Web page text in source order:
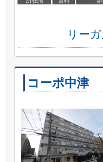
リー
コーポ中津